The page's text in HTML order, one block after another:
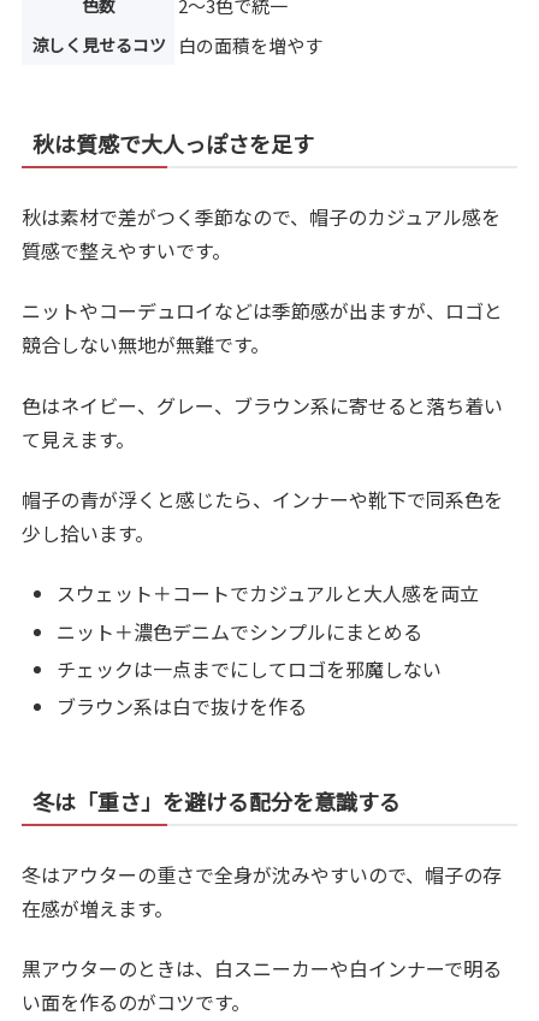
2〜3色で統一
涼しく見せるコツ 白の面積を増やす
秋は質感で大人っぽさを足す
秋は素材で差がつく季節なので、帽子のカジュアル感を
質感で整えやすいです。
ニットやコーデュロイなどは季節感が出ますが、ロゴと
競合しない無地が無難です。
色はネイビー、グレー、ブラウン系に寄せると落ち着い
て見えます。
帽子の青が浮くと感じたら、インナーや靴下で同系色を
少し拾います。
スウェット＋コートでカジュアルと大人感を両立
ニット＋濃色デニムでシンプルにまとめる
チェックは一点までにしてロゴを邪魔しない
ブラウン系は白で抜けを作る
冬は「重さ」を避ける配分を意識する
冬はアウターの重さで全身が沈みやすいので、帽子の存
在感が増えます。
黒アウターのときは、白スニーカーや白インナーで明る
い面を作るのがコツです。